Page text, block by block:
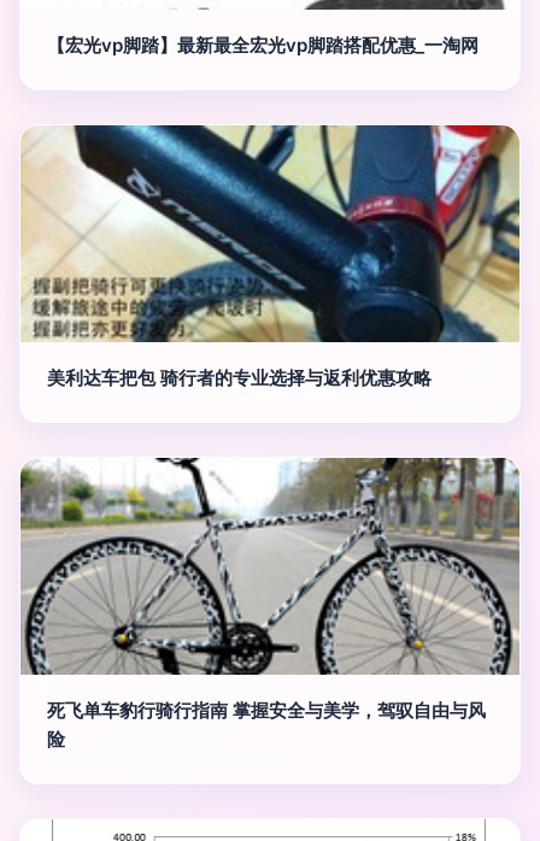
【宏光vp脚踏】最新最全宏光vp脚踏搭配优惠_一淘网
美利达车把包 骑行者的专业选择与返利优惠攻略
死飞单车豹行骑行指南 掌握安全与美学，驾驭自由与风
险